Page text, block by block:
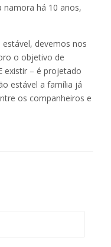
namora há 10 anos,
devemos nos
o objetivo de
existir – é projetado
estável a família já
os companheiros e